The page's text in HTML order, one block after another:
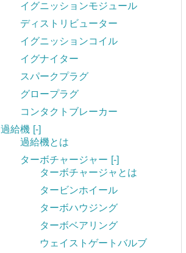
イグニッションモジュール
ディストリビューター
イグニッションコイル
イグナイター
スパークプラグ
グロープラグ
コンタクトブレーカー
過給機 [-]
過給機とは
ターボチャージャー [-]
ターボチャージャとは
タービンホイール
ターボハウジング
ターボベアリング
ウェイストゲートバルブ